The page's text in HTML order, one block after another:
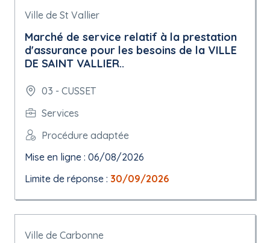
Ville de St Vallier
Marché de service relatif à la prestation
d'assurance pour les besoins de la VILLE
DE SAINT VALLIER..
03 - CUSSET
Services
Procédure adaptée
Mise en ligne : 06/08/2026
Limite de réponse : 30/09/2026
Ville de Carbonne